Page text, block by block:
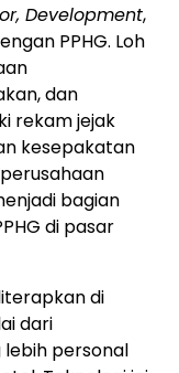
Development,
PPHG. Loh
dan
rekam jejak
kesepakatan
bagian
di pasar
di
dari
personal